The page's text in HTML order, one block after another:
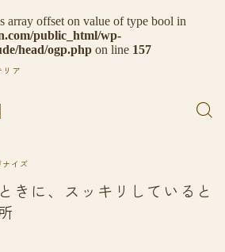
array offset on value of type bool in
public_html/wp-
head/ogp.php on line 157
ア
ナイズ
きに、スッキリしていると